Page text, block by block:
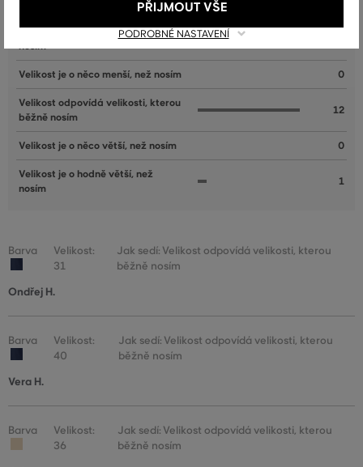
Velikost je o hodně menší, než
nosím
Velikost je o něco menší, než nosím 0
Velikost odpovídá velikosti, kterou
běžně nosím
12
Velikost je o něco větší, než nosím 0
Velikost je o hodně větší, než
nosím
1
Barva
Velikost:
31
Jak sedí: Velikost odpovídá velikosti, kterou
běžně nosím
Ondřej H.
Barva
Velikost:
40
Jak sedí: Velikost odpovídá velikosti, kterou
běžně nosím
Vera H.
Barva
Velikost:
36
Jak sedí: Velikost odpovídá velikosti, kterou
běžně nosím
PODROBNÉ NASTAVENÍ
PŘIJMOUT VŠE